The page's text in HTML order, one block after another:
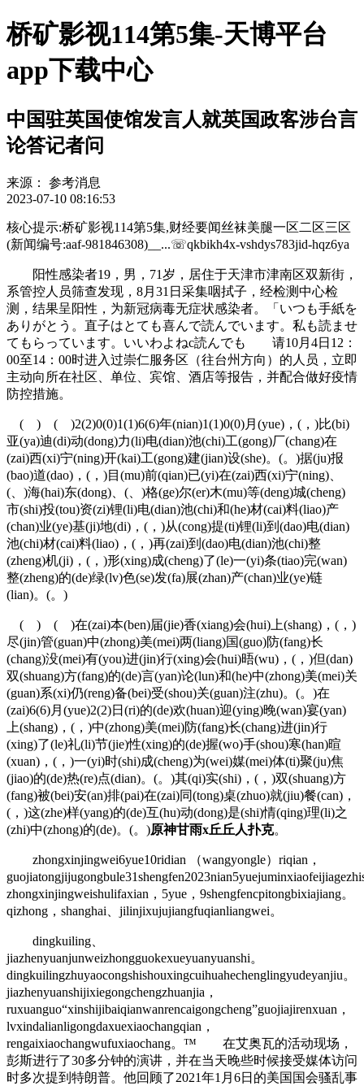
桥矿影视114第5集-天博平台
app下载中心
中国驻英国使馆发言人就英国政客涉台言
论答记者问
来源：
参考消息
2023-07-10 08:16:53
核心提示:桥矿影视114第5集,财经要闻丝袜美腿一区二区三区
(新闻编号:aaf-981846308)__...☏qkbikh4x-vshdys783jid-hqz6ya
阳性感染者19，男，71岁，居住于天津市津南区双新街，
系管控人员筛查发现，8月31日采集咽拭子，经检测中心检
测，结果呈阳性，为新冠病毒无症状感染者。「いつも手紙を
ありがとう。直子はとても喜んで読んでいます。私も読ませ
てもらっています。いいわよねc読んでも 请10月4日12：
00至14：00时进入过崇仁服务区（往台州方向）的人员，立即
主动向所在社区、单位、宾馆、酒店等报告，并配合做好疫情
防控措施。
( ) ( )2(2)0(0)1(1)6(6)年(nian)1(1)0(0)月(yue)，(，)比(bi)
亚(ya)迪(di)动(dong)力(li)电(dian)池(chi)工(gong)厂(chang)在
(zai)西(xi)宁(ning)开(kai)工(gong)建(jian)设(she)。(。)据(ju)报
(bao)道(dao)，(，)目(mu)前(qian)已(yi)在(zai)西(xi)宁(ning)、
(、)海(hai)东(dong)、(、)格(ge)尔(er)木(mu)等(deng)城(cheng)
市(shi)投(tou)资(zi)锂(li)电(dian)池(chi)和(he)材(cai)料(liao)产
(chan)业(ye)基(ji)地(di)，(，)从(cong)提(ti)锂(li)到(dao)电(dian)
池(chi)材(cai)料(liao)，(，)再(zai)到(dao)电(dian)池(chi)整
(zheng)机(ji)，(，)形(xing)成(cheng)了(le)一(yi)条(tiao)完(wan)
整(zheng)的(de)绿(lv)色(se)发(fa)展(zhan)产(chan)业(ye)链
(lian)。(。)
( ) ( )在(zai)本(ben)届(jie)香(xiang)会(hui)上(shang)，(，)
尽(jin)管(guan)中(zhong)美(mei)两(liang)国(guo)防(fang)长
(chang)没(mei)有(you)进(jin)行(xing)会(hui)晤(wu)，(，)但(dan)
双(shuang)方(fang)的(de)言(yan)论(lun)和(he)中(zhong)美(mei)关
(guan)系(xi)仍(reng)备(bei)受(shou)关(guan)注(zhu)。(。)在
(zai)6(6)月(yue)2(2)日(ri)的(de)欢(huan)迎(ying)晚(wan)宴(yan)
上(shang)，(，)中(zhong)美(mei)防(fang)长(chang)进(jin)行
(xing)了(le)礼(li)节(jie)性(xing)的(de)握(wo)手(shou)寒(han)暄
(xuan)，(，)一(yi)时(shi)成(cheng)为(wei)媒(mei)体(ti)聚(ju)焦
(jiao)的(de)热(re)点(dian)。(。)其(qi)实(shi)，(，)双(shuang)方
(fang)被(bei)安(an)排(pai)在(zai)同(tong)桌(zhuo)就(jiu)餐(can)，
(，)这(zhe)样(yang)的(de)互(hu)动(dong)是(shi)情(qing)理(li)之
(zhi)中(zhong)的(de)。(。)原神甘雨x丘丘人扑克。
zhongxinjingwei6yue10ridian （wangyongle）riqian，
zhongxinjingweishulifaxian，5yue，9shengfencpitongbixiajiang。
qizhong，shanghai、jilinjixujujiangfuqianliangwei。
dingkuiling、
jiazhenyuanjunweizhongguokexueyuanyuanshi。
dingkuilingzhuyaocongshishouxingcuihuahechenglingyudeyanjiu。
jiazhenyuanshijixiegongchengzhuanjia，
ruxuanguo“xinshijibaiqianwanrencaigongcheng”guojiajirenxuan，
lvxindalianligongdaxuexiaochangqian，
rengaixiaochangwufuxiaochang。™ 在艾奥瓦的活动现场，
彭斯进行了30多分钟的演讲，并在当天晚些时候接受媒体访问
时多次提到特朗普。他回顾了2021年1月6日的美国国会骚乱事